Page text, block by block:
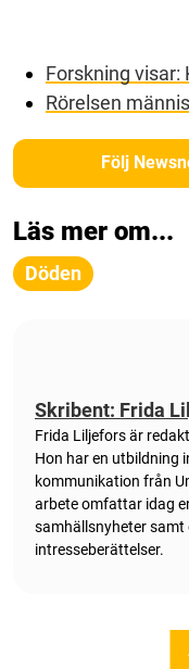
Forskning visar:
Rörelsen
Följ
Läs mer om...
Döden
Skribent: Frida
Frida Liljefors är
Hon har en utbildning
kommunikation från
arbete omfattar idag
samhällsnyheter
intresseberättelser.